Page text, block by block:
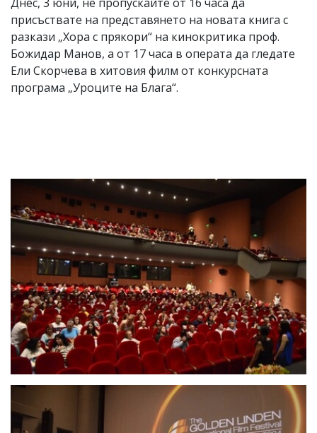
присъствате на представянето на новата книга с
разкази „Хора с прякори“ на кинокритика проф.
Божидар Манов, а от 17 часа в операта да гледате
Ели Скорчева в хитовия филм от конкурсната
програма „Уроците на Блага“.